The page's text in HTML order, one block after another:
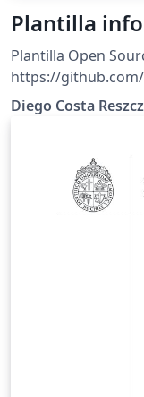
Plantilla
Plantilla Open
https://
Esta plantilla fue
documentada
una serie de
XeLaTeX y leer el
Diego Costa